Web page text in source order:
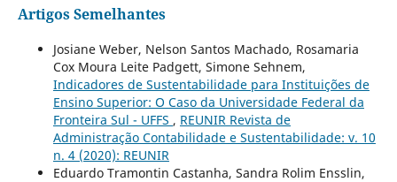
Artigos Semelhantes
Josiane Weber, Nelson Santos Machado, Rosamaria
Cox Moura Leite Padgett, Simone Sehnem,
Indicadores de Sustentabilidade para Instituições de
Ensino Superior: O Caso da Universidade Federal da
Fronteira Sul - UFFS , REUNIR Revista de
Administração Contabilidade e Sustentabilidade: v. 10
n. 4 (2020): REUNIR
Eduardo Tramontin Castanha, Sandra Rolim Ensslin,